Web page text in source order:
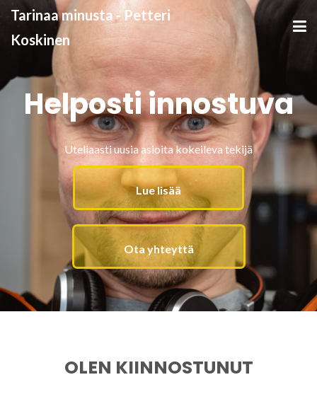
Tarinaa minusta - Petteri
Koskinen
Helposti innostuva
Uteliaasti uusia asioita kokeileva tekijä
Lue lisää
Ota yhteyttä
OLEN KIINNOSTUNUT